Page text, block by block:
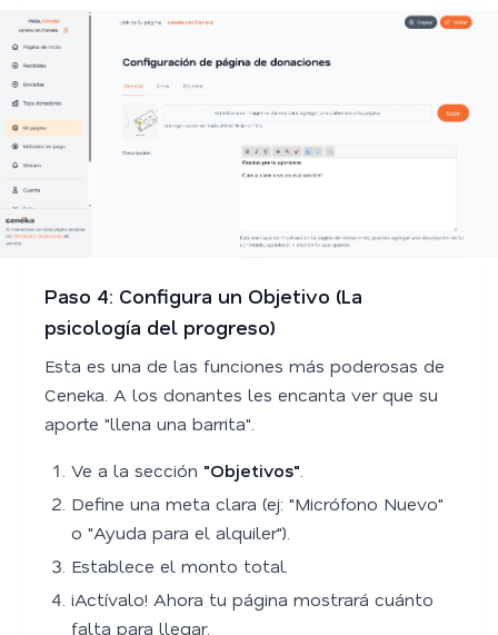
Paso 4: Configura un Objetivo (La
psicología del progreso)
Esta es una de las funciones más poderosas de
Ceneka. A los donantes les encanta ver que su
aporte "llena una barrita".
Ve a la sección "Objetivos"
Define una meta clara (ej: "Micrófono Nuevo"
o "Ayuda para el alquiler").
Establece el monto total.
¡Actívalo! Ahora tu página mostrará cuánto
falta para llegar.